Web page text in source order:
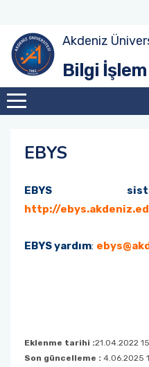
Akdeniz
Bilgi İşlem
EBYS
EBYS
http://
EBYS yardım:
Eklenme tarihi :21.04.2022
Son güncelleme : 4.06.2025
Misyon ve Vizyon
Kalite Komisyonu
Görev Tanımları
Politikalar, Kurallar, İşleyiş
Öğrenci E-posta
Personel E-posta
Ağ ve Sistem Hizmetleri
Office 365
SSL-VPN (Kütüphane
Teknik Servis Hizmetleri
Bilgi Güvenliği
BGYS Politikası